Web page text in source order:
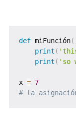
def miFunción(
print (
print ( 'so
x = 7
# la